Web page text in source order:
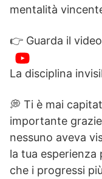
mentalità
👉 Guarda il
La disciplina
💭 Ti è mai
importante
nessuno aveva
la tua
che i progressi